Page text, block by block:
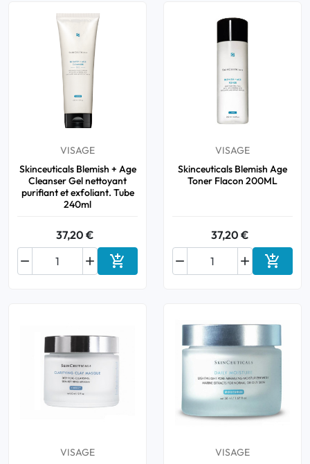
VISAGE
Skinceuticals Blemish + Age
Cleanser Gel nettoyant
purifiant et exfoliant. Tube
240ml
37,20 €

 Ajouter au panier
VISAGE
Skinceuticals Blemish Age
Toner Flacon 200ML
37,20 €

 
VISAGE
VISAGE